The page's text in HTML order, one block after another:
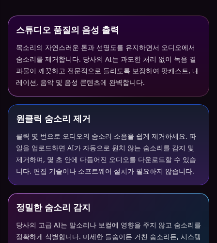
스튜디오 품질의 음성 출력
목소리의 자연스러운 톤과 선명도를 유지하면서 오디오에서
숨소리를 제거합니다. 당사의 AI는 과도한 처리 없이 녹음 결
과물이 깨끗하고 전문적으로 들리도록 보장하여 팟캐스트, 내
레이션, 음악 및 음성 콘텐츠에 완벽합니다.
원클릭 숨소리 제거
클릭 몇 번으로 오디오의 숨소리 소음을 쉽게 제거하세요. 파
일을 업로드하면 AI가 자동으로 원치 않는 숨소리를 감지 및
제거하며, 몇 초 안에 다듬어진 오디오를 다운로드할 수 있습
니다. 편집 기술이나 소프트웨어 설치가 필요하지 않습니다.
정밀한 숨소리 감지
당사의 고급 AI는 말소리나 보컬에 영향을 주지 않고 숨소리를
정확하게 식별합니다. 미세한 들숨이든 거친 숨소리든, 시스템